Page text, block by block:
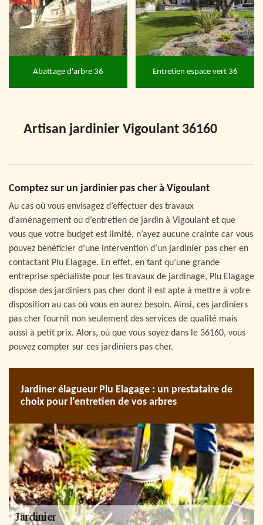
Abattage d'arbre 36 Entretien espace vert 36
Artisan jardinier Vigoulant 36160
Comptez sur un jardinier pas cher à Vigoulant
Au cas où vous envisagez d’effectuer des travaux
d’aménagement ou d’entretien de jardin à Vigoulant et que
vous que votre budget est limité, n’ayez aucune crainte car vous
pouvez bénéficier d’une intervention d’un jardinier pas cher en
contactant Plu Elagage. En effet, en tant qu’une grande
entreprise spécialiste pour les travaux de jardinage, Plu Elagage
dispose des jardiniers pas cher dont il est apte à mettre à votre
disposition au cas où vous en aurez besoin. Ainsi, ces jardiniers
pas cher fournit non seulement des services de qualité mais
aussi à petit prix. Alors, où que vous soyez dans le 36160, vous
pouvez compter sur ces jardiniers pas cher.
Jardiner élagueur Plu Elagage : un prestataire de
choix pour l’entretien de vos arbres